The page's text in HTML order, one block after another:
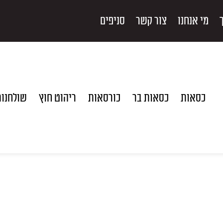
מי אנחנו צור קשר סניפים
כסאות כסאות בר כורסאות ריהוט חוץ